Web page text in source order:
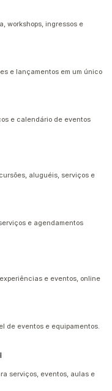
workshops, ingressos e
e lançamentos em um único
e calendário de eventos
aluguéis, serviços e
e agendamentos
e eventos, online
de eventos e equipamentos.
serviços, eventos, aulas e